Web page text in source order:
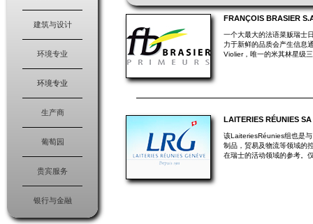
建筑与设计
环境专业
环境专业
生产商
葡萄园
贵宾服务
银行与金融
FRANÇOIS BRASIER
一个大最大的法语菜贩瑞士
力于新鲜的品质会产生信息
Violier，唯一的米其林星级
LAITERIES RÉUNIES SA
该LaiteriesRéunies组也是
制品，贸易及物流等领域的
在瑞士的活动领域的参考。